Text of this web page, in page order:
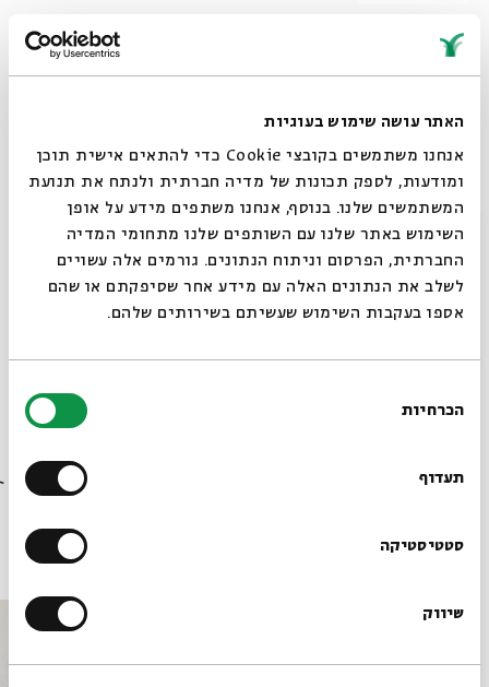
האתר עושה שימוש בעוגיות
אנחנו משתמשים בקובצי Cookie כדי להתאים אישית תוכן
ומודעות, לספק תכונות של מדיה חברתית ולנתח את תנועת
המשתמשים שלנו. בנוסף, אנחנו משתפים מידע על אופן
השימוש באתר שלנו עם השותפים שלנו מתחומי המדיה
החברתית, הפרסום וניתוח הנתונים. גורמים אלה עשויים
לשלב את הנתונים האלה עם מידע אחר שסיפקתם או שהם
אספו בעקבות השימוש שעשיתם בשירותים שלהם.
הסכמה
הכרחיות
תעדוף
סטטיסטיקה
שיווק
יוטיוב
סדרת מופעי מקור חדשה ומרתקת. בכל מופע מזמינה אותנו
בכל מופע יבוצעו יחד שירי האמנים המשתתפים ושירים
מהתקליטייה הביתית בשילוב סיפורים ואנקדוטות על
הרשמה לאירועים דומים
אירועים נוספים בסדרה
סגור